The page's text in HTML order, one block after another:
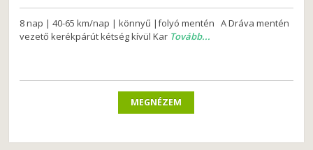
8 nap | 40-65 km/nap | könnyű |folyó mentén A Dráva mentén
vezető kerékpárút kétség kívül Kar Tovább...
MEGNÉZEM